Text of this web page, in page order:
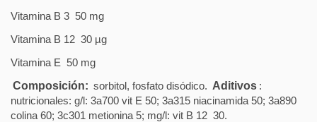
Vitamina B 3 50 mg
Vitamina B 12 30 µg
Vitamina E 50 mg
Composición: sorbitol, fosfato disódico. Aditivos :
nutricionales: g/l: 3a700 vit E 50; 3a315 niacinamida 50; 3a890
colina 60; 3c301 metionina 5; mg/l: vit B 12 30.